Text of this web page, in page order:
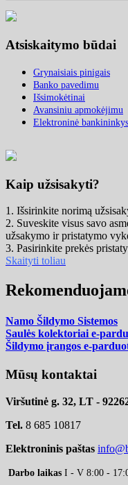
Atsiskaitymo būdai
Grynaisiais pinigais
Banko pavedimu
Išsimokėtinai
Avansiniu apmokėjimu
Elektroninė
Kaip užsisakyti?
1. Išsirinkite norimą
2. Suveskite visus savo
užsakymo ir pristatymo
3. Pasirinkite prekės
Skaityti toliau
Namo Šildymo Sistemos
Saulės kolektoriai e-
Šildymo įrangos e-
Mūsų kontaktai
Viršutinė g. 32, LT -
Tel. 8 685 10817
Elektroninis paštas
Darbo laikas I - V 8:00 -